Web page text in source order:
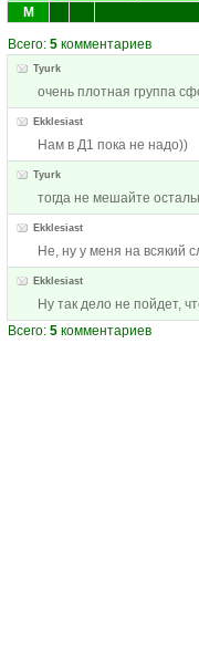
М
Всего: 5 комментариев
Tyurk
очень плотная группа
Ekklesiast
Нам в Д1 пока не надо))
Tyurk
тогда не мешайте
Ekklesiast
Не, ну у меня на всякий
Ekklesiast
Ну так дело не пойдет,
Всего: 5 комментариев